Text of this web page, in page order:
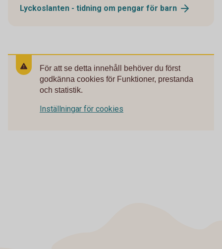
Lyckoslanten - tidning om pengar för barn
För att se detta innehåll behöver du först
godkänna cookies för Funktioner, prestanda
och statistik.
Inställningar för cookies